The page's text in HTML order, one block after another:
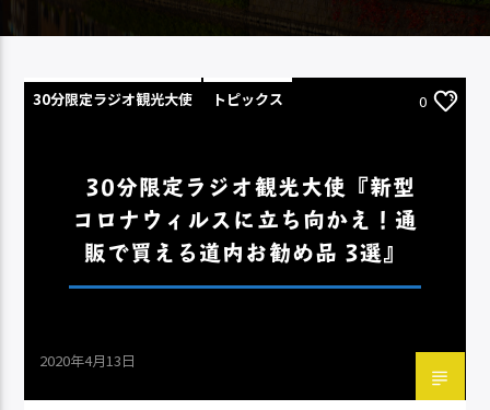
30分限定ラジオ観光大使 トピックス 0
30分限定ラジオ観光大使『新型
コロナウィルスに立ち向かえ！通
販で買える道内お勧め品 3選』
2020年4月13日